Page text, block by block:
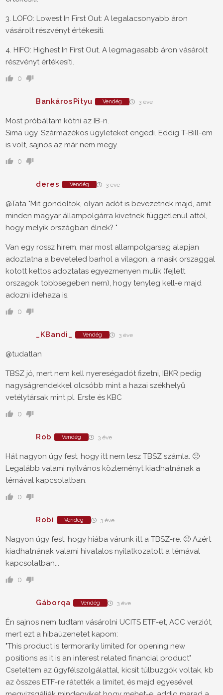
3. LOFO: Lowest In First Out: A legalacsonyabb áron
vásárolt részvényt értékesíti.
4. HIFO: Highest In First Out. A legmagasabb áron vásárolt
részvényt értékesíti.
0
BankárosPityu Vendég 3 éve
Most próbáltam kötni az IB-n.
Sima ügy. Származékos ügyleteket engedi. Eddig T-Bill-em
is volt, sajnos az már nem megy.
0
deres Vendég 3 éve
@Tata "Mit gondoltok, olyan adót is bevezetnek majd, amit
minden magyar állampolgárra kivetnek függetlenül attól,
hogy melyik országban élnek? "
Van egy rossz hirem, mar most allampolgarsag alapjan
adoztatna a beveteled barhol a vilagon, a masik orszaggal
kotott kettos adoztatas egyezmenyen mulik (fejlett
orszagok tobbsegeben nem), hogy tenyleg kell-e majd
adozni idehaza is.
0
_KBandi_ Vendég 3 éve
@tudatlan
TBSZ jó, mert nem kell nyereségadót fizetni, IBKR pedig
nagyságrendekkel olcsóbb mint a hazai székhelyű
vetélytársak mint pl. Erste és KBC
0
Rob Vendég 3 éve
Hát nagyon úgy fest, hogy itt nem lesz TBSZ számla. 🙁
Legalább valami nyilvános közleményt kiadhatnának a
témával kapcsolatban.
0
Robi Vendég 3 éve
Nagyon úgy fest, hogy hiába várunk itt a TBSZ-re. 🙁 Azért
kiadhatnának valami hivatalos nyilatkozatott a témával
kapcsolatban...
0
Gáborqa Vendég 3 éve
Én sajnos nem tudtam vásárolni UCITS ETF-et, ACC verziót,
mert ezt a hibaüzenetet kapom:
"This product is termorarily limited for opening new
positions as it is an interest related financial product"
Cseteltem az ügyfélszolgálattal, kicsit túlbuzgók voltak, kb
az összes ETF-re rátették a limitet, és majd egyesével